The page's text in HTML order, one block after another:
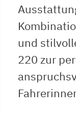
und
220 zur